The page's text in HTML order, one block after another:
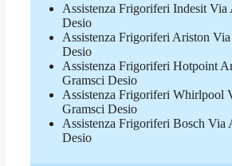
Assistenza Frigoriferi Indesit Via
Desio
Assistenza Frigoriferi Ariston
Desio
Assistenza Frigoriferi Hotpoint
Gramsci Desio
Assistenza Frigoriferi Whirlpool
Gramsci Desio
Assistenza Frigoriferi Bosch Via
Desio